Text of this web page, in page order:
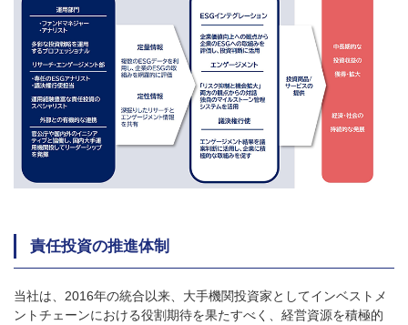
責任投資の推進体制
当社は、2016年の統合以来、大手機関投資家としてインベストメ
ントチェーンにおける役割期待を果たすべく、経営資源を積極的